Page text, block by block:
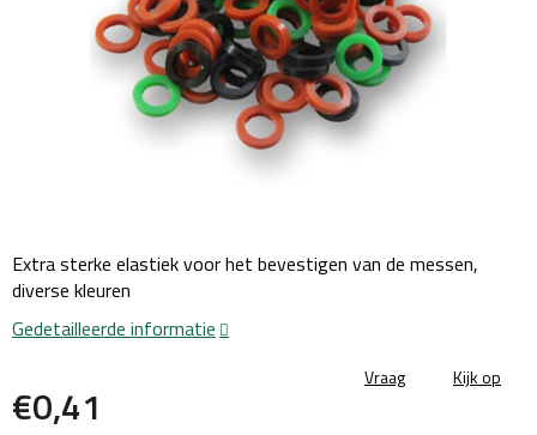
€0,41
Extra sterke elastiek voor het bevestigen van de messen,
diverse kleuren
Gedetailleerde informatie
Vraag Kijk op